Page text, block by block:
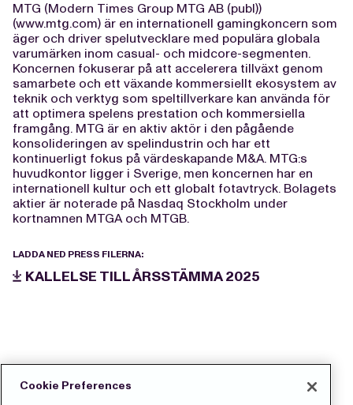
MTG (Modern Times Group MTG AB (publ))
(www.mtg.com) är en internationell gamingkoncern som
äger och driver spelutvecklare med populära globala
varumärken inom casual- och midcore-segmenten.
Koncernen fokuserar på att accelerera tillväxt genom
samarbete och ett växande kommersiellt ekosystem av
teknik och verktyg som speltillverkare kan använda för
att optimera spelens prestation och kommersiella
framgång. MTG är en aktiv aktör i den pågående
konsolideringen av spelindustrin och har ett
kontinuerligt fokus på värdeskapande M&A. MTG:s
huvudkontor ligger i Sverige, men koncernen har en
internationell kultur och ett globalt fotavtryck. Bolagets
aktier är noterade på Nasdaq Stockholm under
kortnamnen MTGA och MTGB.
LADDA NED PRESS FILERNA:
KALLELSE TILL ÅRSSTÄMMA 2025
Cookie Preferences